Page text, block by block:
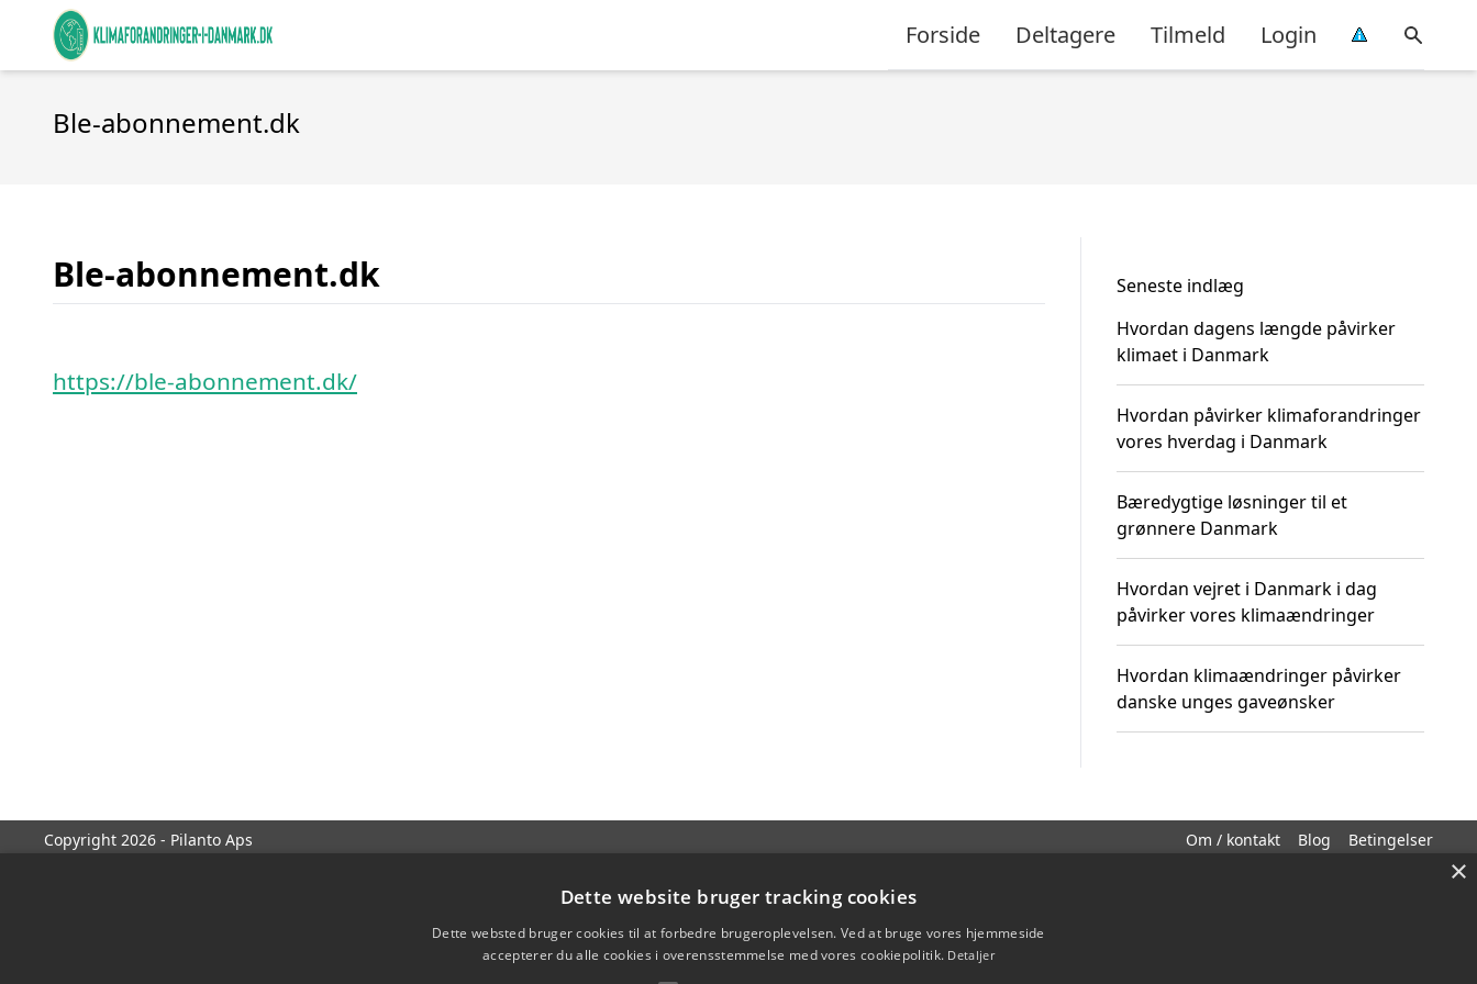
Forside Deltagere Tilmeld Login
Ble-abonnement.dk
Ble-abonnement.dk
https://ble-abonnement.dk/
Seneste indlæg
Hvordan dagens længde påvirker
klimaet i Danmark
Hvordan påvirker klimaforandringer
vores hverdag i Danmark
Bæredygtige løsninger til et
grønnere Danmark
Hvordan vejret i Danmark i dag
påvirker vores klimaændringer
Hvordan klimaændringer påvirker
danske unges gaveønsker
Copyright 2026 - Pilanto Aps Om / kontakt Blog Betingelser
×
Dette website bruger tracking cookies
Dette websted bruger cookies til at forbedre brugeroplevelsen. Ved at bruge vores hjemmeside
accepterer du alle cookies i overensstemmelse med vores cookiepolitik. Detaljer